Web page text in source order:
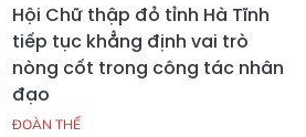
Hội Chữ thập đỏ tỉnh Hà Tĩnh
tiếp tục khẳng định vai trò
nòng cốt trong công tác nhân
đạo
ĐOÀN THỂ